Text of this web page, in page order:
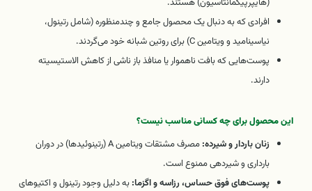
افرادی که به دنبال یک محصول جامع و چندمنظوره (شامل رتینول،
نیاسینامید و ویتامین C) برای روتین شبانه خود می‌گردند.
پوست‌هایی که بافت ناهموار یا منافذ باز ناشی از کاهش الاستیسیته
دارند.
این محصول برای چه کسانی مناسب نیست؟
زنان باردار و شیرده:
مصرف مشتقات ویتامین A (رتینوئیدها) در دوران
بارداری و شیردهی ممنوع است.
پوست‌های فوق حساس، رزاسه و اگزما:به دلیل وجود رتینول و اکتیوهای